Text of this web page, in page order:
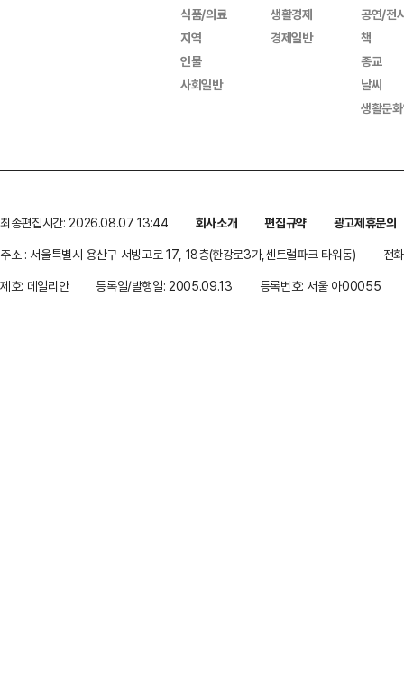
식품/의료
지역
인물
사회일반
생활경제
경제일반
공연/전
책
종교
날씨
생활문
최종편집시간: 2026.08.07 13:44 회사소개 편집규약
광고제휴문의
주소 : 서울특별시 용산구 서빙고로 17, 18층(한강로3가,센트럴파크 타워동)
전
제호: 데일리안
등록일/발행일: 2005.09.13 등록번호: 서울 아00055